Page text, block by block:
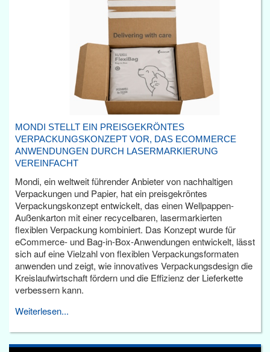
MONDI STELLT EIN PREISGEKRÖNTES
VERPACKUNGSKONZEPT VOR, DAS ECOMMERCE
ANWENDUNGEN DURCH LASERMARKIERUNG
VEREINFACHT
Mondi, ein weltweit führender Anbieter von nachhaltigen
Verpackungen und Papier, hat ein preisgekröntes
Verpackungskonzept entwickelt, das einen Wellpappen-
Außenkarton mit einer recycelbaren, lasermarkierten
flexiblen Verpackung kombiniert. Das Konzept wurde für
eCommerce- und Bag-in-Box-Anwendungen entwickelt, lässt
sich auf eine Vielzahl von flexiblen Verpackungsformaten
anwenden und zeigt, wie innovatives Verpackungsdesign die
Kreislaufwirtschaft fördern und die Effizienz der Lieferkette
verbessern kann.
Weiterlesen...